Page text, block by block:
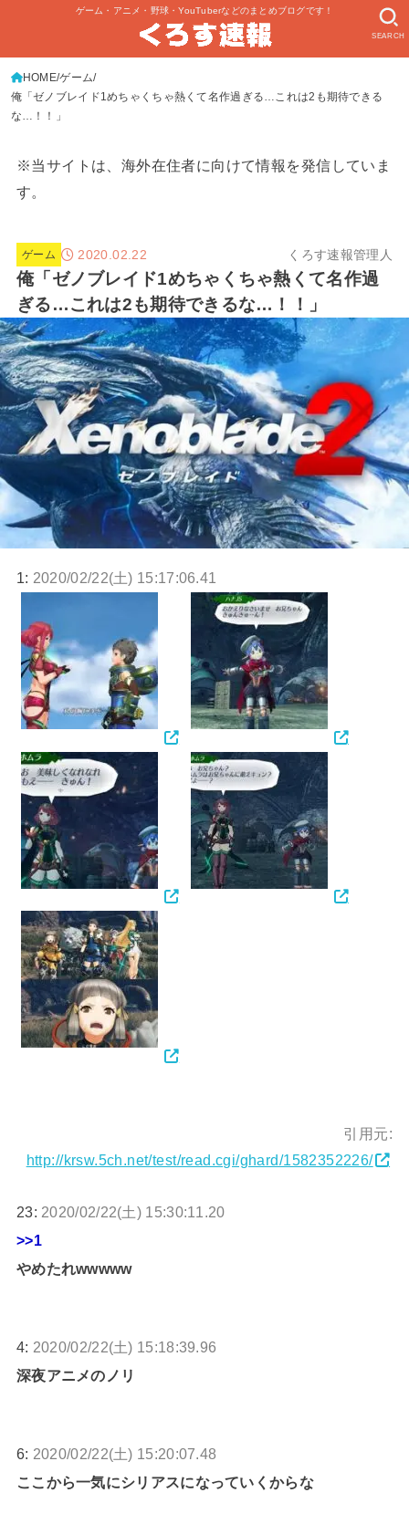
ゲーム・アニメ・野球・YouTuberなどのまとめブログです！
SEARCH
HOME ゲーム
俺「ゼノブレイド1めちゃくちゃ熱くて名作過ぎる…これは2も期待できる
な…！！」
※当サイトは、海外在住者に向けて情報を発信していま
す。
ゲーム 2020.02.22 くろす速報管理人
俺「ゼノブレイド1めちゃくちゃ熱くて名作過
ぎる…これは2も期待できるな…！！」
1: 2020/02/22(土) 15:17:06.41
引用元:
http://krsw.5ch.net/test/read.cgi/ghard/1582352226/
23: 2020/02/22(土) 15:30:11.20
>>1
やめたれwwwww
4: 2020/02/22(土) 15:18:39.96
深夜アニメのノリ
6: 2020/02/22(土) 15:20:07.48
ここから一気にシリアスになっていくからな